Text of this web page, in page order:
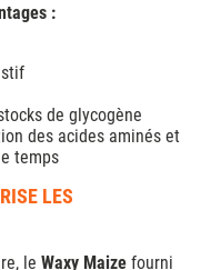
:
de glycogène
des acides aminés et
temps
LES
le Waxy Maize fourni